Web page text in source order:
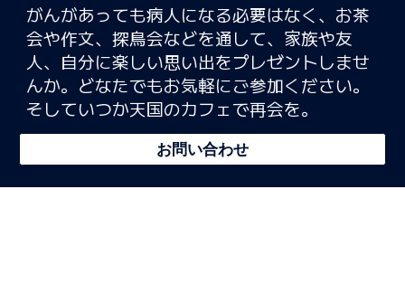
がんがあっても病人になる必要はなく、お茶
会や作文、探鳥会などを通して、家族や友
人、自分に楽しい思い出をプレゼントしませ
んか。どなたでもお気軽にご参加ください。
そしていつか天国のカフェで再会を。
お問い合わせ